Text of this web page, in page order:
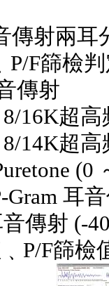
傳射兩耳
P/F篩檢
傳射
8/16K超高
8/14K超高
(0
耳
傳射 (-
﹑ P/F篩檢